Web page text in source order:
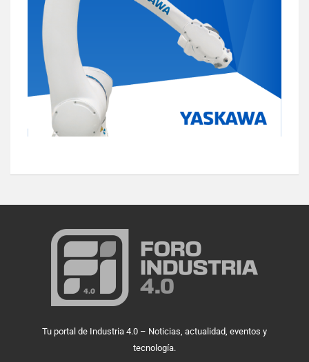
Tu portal de Industria 4.0 – Noticias, actualidad, eventos y
tecnología.